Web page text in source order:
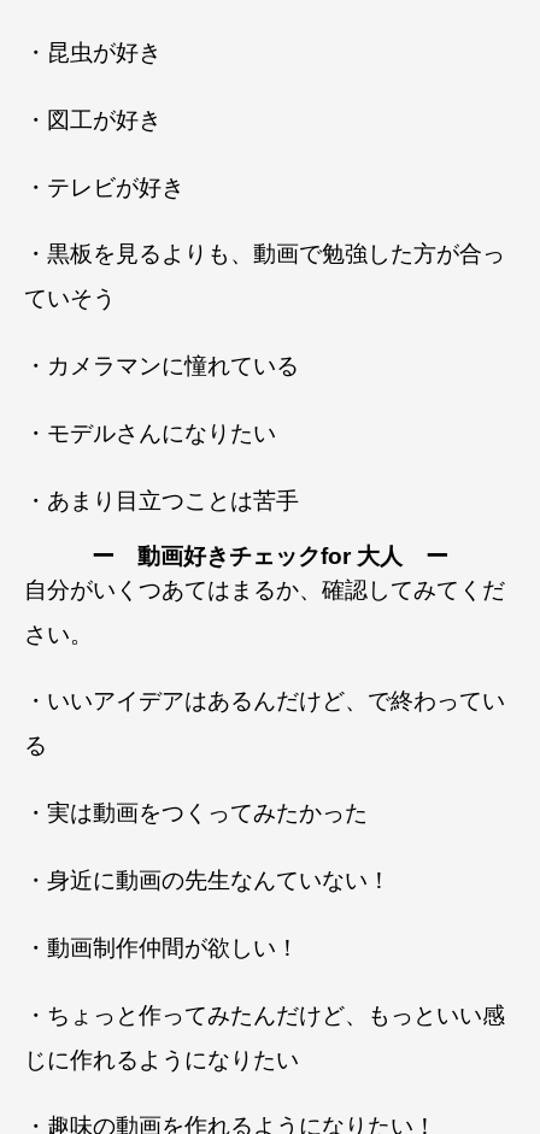
・昆虫が好き
・図工が好き
・テレビが好き
・黒板を見るよりも、動画で勉強した方が合っ
ていそう
・カメラマンに憧れている
・モデルさんになりたい
・あまり目立つことは苦手
ー 動画好きチェックfor 大人 ー
自分がいくつあてはまるか、確認してみてくだ
さい。
・いいアイデアはあるんだけど、で終わってい
る
・実は動画をつくってみたかった
・身近に動画の先生なんていない！
・動画制作仲間が欲しい！
・ちょっと作ってみたんだけど、もっといい感
じに作れるようになりたい
・趣味の動画を作れるようになりたい！